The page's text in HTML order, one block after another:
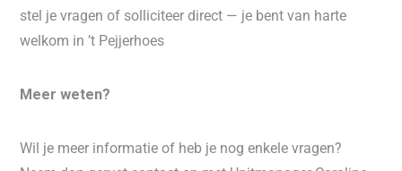
stel je vragen of solliciteer direct — je bent van harte
welkom in ’t Pejjerhoes
Meer weten?
Wil je meer informatie of heb je nog enkele vragen?